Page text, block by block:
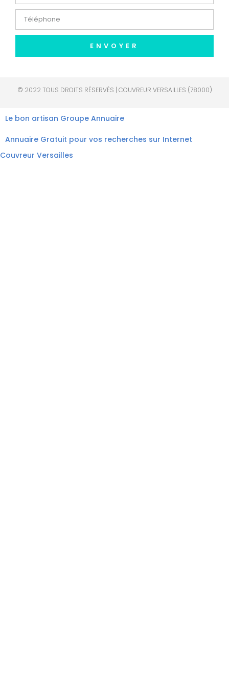
ENVOYER
© 2022 TOUS DROITS RÉSERVÉS | COUVREUR VERSAILLES (78000)
Le bon artisan Groupe Annuaire
Annuaire Gratuit pour vos recherches sur Internet
Couvreur Versailles